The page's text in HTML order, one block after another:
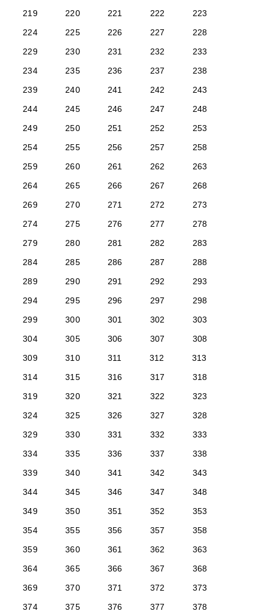
219
220 221 222
223
224
225 226 227
228
229
230 231 232
233
234
235 236 237
238
239
240 241 242
243
244
245 246 247
248
249
250 251 252
253
254
255 256 257
258
259
260 261 262
263
264
265 266 267
268
269
270 271 272
273
274
275 276 277
278
279
280 281 282
283
284
285 286 287
288
289
290 291 292
293
294
295 296 297
298
299
300 301 302
303
304
305 306 307
308
309
310 311 312
313
314
315 316 317
318
319
320 321 322
323
324
325 326 327
328
329
330 331 332
333
334
335 336 337
338
339
340 341 342
343
344
345 346 347
348
349
350 351 352
353
354
355 356 357
358
359
360 361 362
363
364
365 366 367
368
369
370 371 372
373
374
375 376 377 378